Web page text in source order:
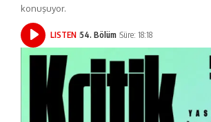
konuşuyor.
LISTEN 54. Bölüm Süre: 18:18